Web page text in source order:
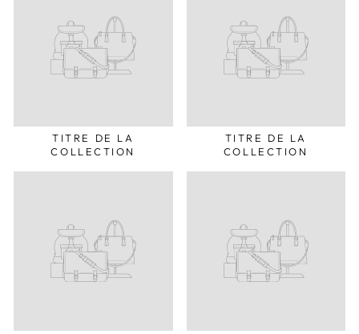
TITRE DE LA
COLLECTION
TITRE DE LA
COLLECTION